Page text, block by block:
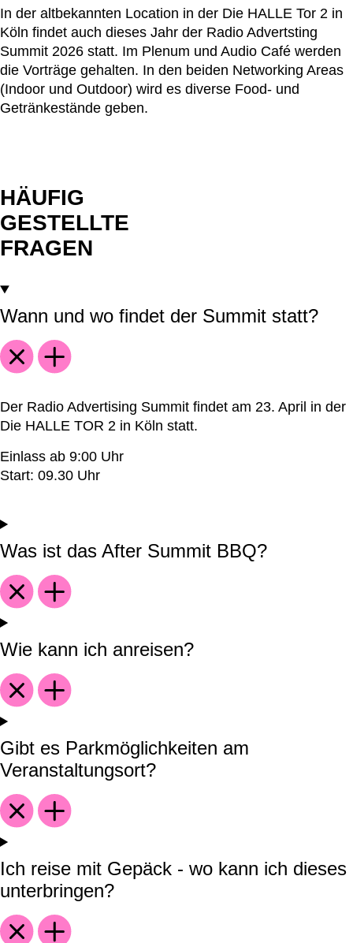
In der altbekannten Location in der Die HALLE Tor 2 in
Köln findet auch dieses Jahr der Radio Advertsting
Summit 2026 statt. Im Plenum und Audio Café werden
die Vorträge gehalten. In den beiden Networking Areas
(Indoor und Outdoor) wird es diverse Food- und
Getränkestände geben.
HÄUFIG
GESTELLTE
FRAGEN
Wann und wo findet der Summit statt?
Der Radio Advertising Summit findet am 23. April in der
Die HALLE TOR 2 in Köln statt.
Einlass ab 9:00 Uhr
Start: 09.30 Uhr
Was ist das After Summit BBQ?
Wie kann ich anreisen?
Gibt es Parkmöglichkeiten am
Veranstaltungsort?
Ich reise mit Gepäck - wo kann ich dieses
unterbringen?